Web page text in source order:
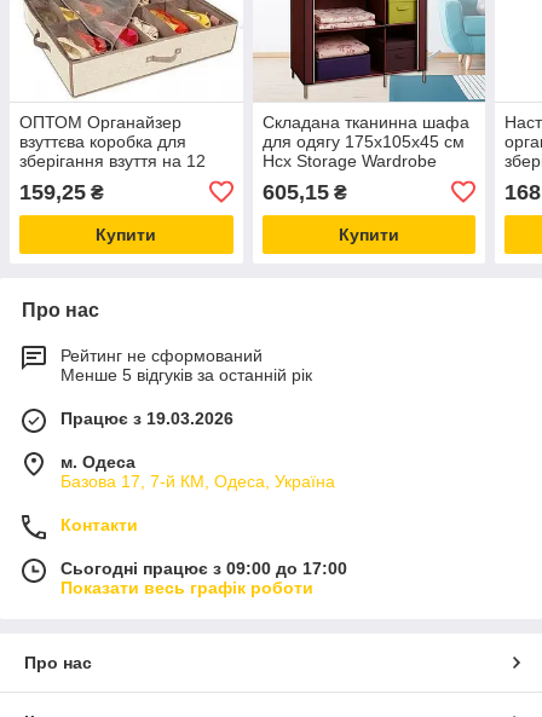
ОПТОМ Органайзер
взуттєва коробка для
зберігання взуття на 12
пар із прозорою кришкою
на замку Shoes Under
159,25 ₴
Купити
Складана тканинна шафа
для одягу 175х105х45 см
Hcx Storage Wardrobe
605,15₴
Купити
Про нас
Рейтинг не сформований
Менше 5 відгуків за останній рік
Працює з 19.03.2026
м. Одеса
Базова 17, 7-й КМ, Одеса, Україна
Контакти
Сьогодні працює з 09:00 до 17:00
Показати весь графік роботи
Про нас